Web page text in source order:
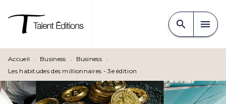
MENU CONTENU
PIED DE PAGE
search menu
Accueil • Business • Business •
Les habitudes des millionnaires - 3e édition